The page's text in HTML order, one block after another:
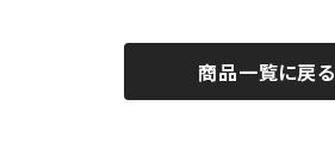
BY ROBERT JAMES
商品一覧に戻る